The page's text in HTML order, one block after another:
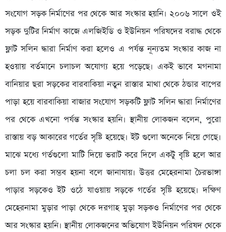
সংযোগ সড়ক নির্মাণের পর থেকে আর সংস্কার হয়নি। ২০০৬ সালে ওই
সড়ক দুটির নির্মাণ কাজে এলজিইডি ও ইউনিয়ন পরিষদের বরাদ্ধ থেকে
ফ্লাট সলিন দ্ধারা নির্মাণ করা হলেও এ পর্যন্ত নূন্যতম সংস্কার কাজ না
হওয়ায় বর্তমানে চলাচল অযোগ্য হয়ে পড়েছে। একই ভাবে মগনামা
বানিয়ার ছরা সড়কের বারবাকিয়া নতুন রাস্তার মাথা থেকে ঠন্ডার বাপের
পাড়া হয়ে বারবাকিয়া বাজার সংযোগ সড়কটি ফ্লাট সলিন দ্ধারা নির্মাণের
পর থেকে এখনো পর্যন্ত সংস্কার হয়নি। স্থানীয় লোকজন বলেন, পুরো
রাস্তায় বড় আকারের গর্তের সৃষ্টি হয়েছে। ইট গুলো অনেকে নিয়ে গেছে।
মাঝে মধ্যে গর্তগুলো মাটি দিয়ে ভরাট করে দিলে একটু বৃষ্টি হলে আর
চলা চল করা সম্ভব হয়না বলে জানাযায়। উত্তর মেহেরনামা চৈরভাঙ্গা
পাড়ার সড়কেও ইট ওঠে যাওয়ায় সড়কে গর্তের সৃষ্টি হয়েছে। দক্ষিণ
মেহেরনামা মুড়ার পাড়া থেকে দরগাহ মুড়া সড়কও নির্মাণের পর থেকে
আর সংস্কার হয়নি। স্থানীয় লোকজনের অভিযোগ ইউনিয়ন পরিষদ থেকে